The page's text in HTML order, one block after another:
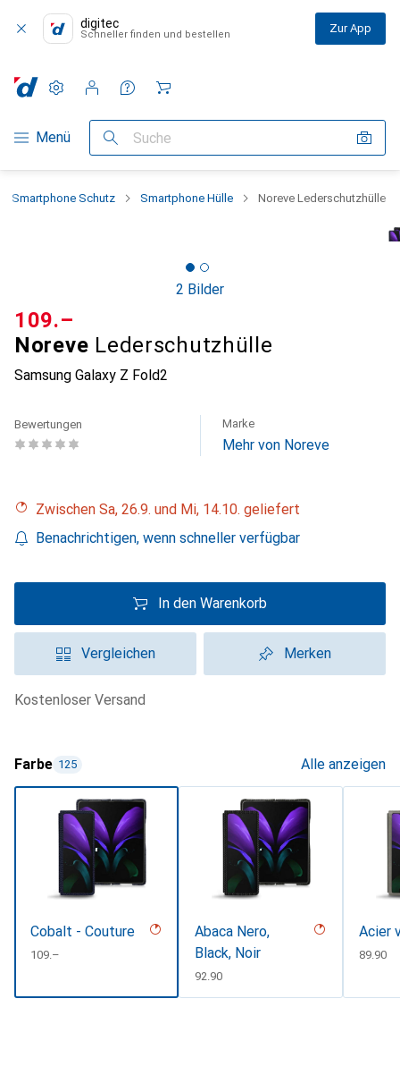
digitec
Schneller finden und bestellen Zur App
Navigation nach Kategorien
Menü Suche
Einstellungen
Kundenkonto
Vergleichslisten
Merklisten
Warenkorb
Smartphone Schutz Smartphone Hülle Noreve Lederschutzhülle
2 Bilder
Noreve Lederschutzhülle
Samsung Galaxy Z Fold2
CHF
109.–
Bewertungen Marke
Mehr von Noreve
Zwischen Sa, 26.9. und Mi, 14.10. geliefert
Benachrichtigen, wenn schneller verfügbar
In den Warenkorb
Vergleichen Merken
kostenloser Versand
Farbe 125 Alle anzeigen
Cobalt - Couture
CHF
109.–
Abaca Nero,
Black, Noir
CHF
92.90
Acier
CHF
89.90